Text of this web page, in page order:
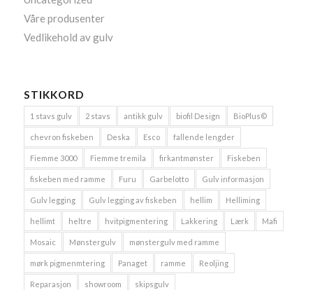
Våre produsenter
Vedlikehold av gulv
STIKKORD
1 stavs gulv 2 stavs antikk gulv biofil Design BioPlus©
chevron fiskeben Deska Esco fallende lengder
Fiemme 3000 Fiemme tremila firkantmønster Fiskeben
fiskeben med ramme Furu Garbelotto Gulv informasjon
Gulv legging Gulv legging av fiskeben hellim Helliming
hellimt heltre hvitpigmentering Lakkering Lærk Mafi
Mosaic Mønstergulv mønstergulv med ramme
mørk pigmenmtering Panaget ramme Reoljing
Reparasjon showroom skipsgulv